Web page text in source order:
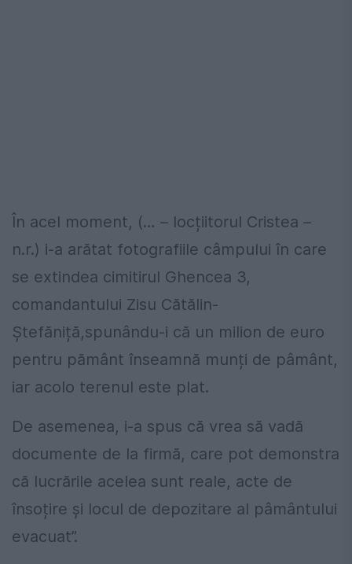
În acel moment, (… – locțiitorul Cristea –
n.r.) i-a arătat fotografiile câmpului în care
se extindea cimitirul Ghencea 3,
comandantului Zisu Cătălin-
Ștefăniță,spunându-i că un milion de euro
pentru pământ înseamnă munți de pâmânt,
iar acolo terenul este plat.
De asemenea, i-a spus că vrea să vadă
documente de la firmă, care pot demonstra
că lucrările acelea sunt reale, acte de
însoțire și locul de depozitare al pâmântului
evacuat”.